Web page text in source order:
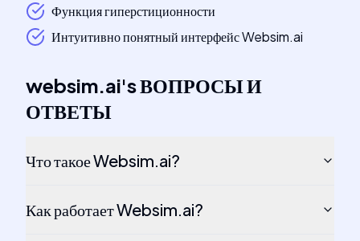
Функция гиперстиционности
Интуитивно понятный интерфейс Websim.ai
websim.ai'sВОПРОСЫ И
ОТВЕТЫ
Что такое Websim.ai?
Как работает Websim.ai?